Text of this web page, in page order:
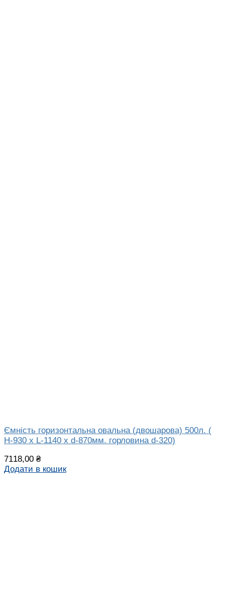
Ємність горизонтальна овальна (двошарова) 500л. (
H-930 х L-1140 х d-870мм. горловина d-320)
7118,00 ₴
Додати в кошик